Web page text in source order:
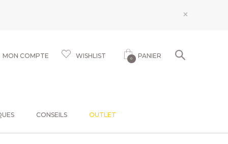
×
MON COMPTE WISHLIST 0 PANIER
CONSEILS OUTLET